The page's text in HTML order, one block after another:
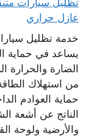
عازل حراري
خدمة تظليل
يساعد في حماية
الضارة والحرارة
من استهلاك
حماية العوادم
الناتج عن أشعة
والأرضية ولوحة